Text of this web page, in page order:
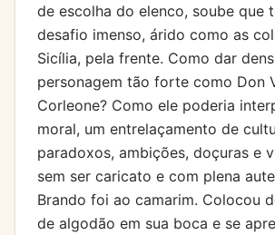
de escolha do elenco, soube que
desafio imenso, árido como as
Sicília, pela frente. Como dar
personagem tão forte como Don
Corleone? Como ele poderia
moral, um entrelaçamento de
paradoxos, ambições, doçuras e
sem ser caricato e com plena
Brando foi ao camarim. Colocou
de algodão em sua boca e se